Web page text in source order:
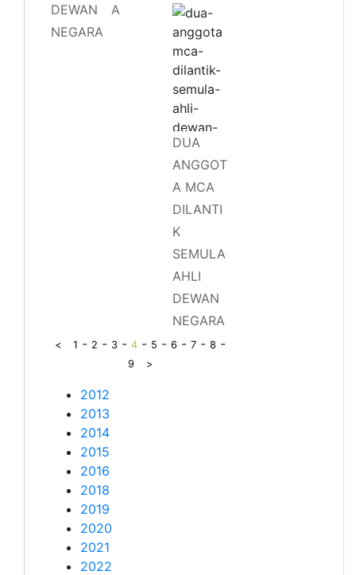
DEWAN
NEGARA
A
DUA
ANGGOT
A MCA
DILANTI
K
SEMULA
AHLI
DEWAN
NEGARA
< 1 - 2 - 3 -4 - 5 -6 -7 -8 -
9 >
2012
2013
2014
2015
2016
2018
2019
2020
2021
2022